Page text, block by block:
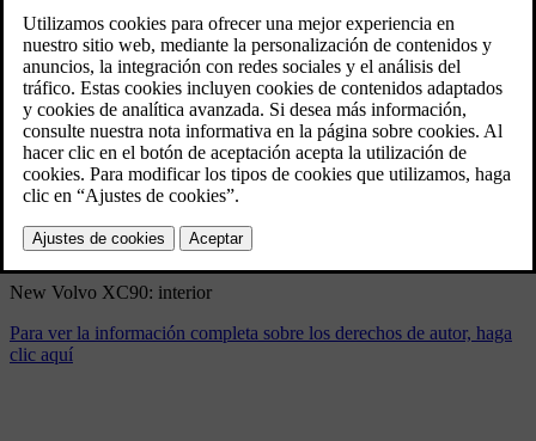
New Volvo XC90: interior
9/4/2024
Marcador
Compartir
Descargar
New Volvo XC90: interior
Para ver la información completa sobre los derechos de autor, haga
clic aquí